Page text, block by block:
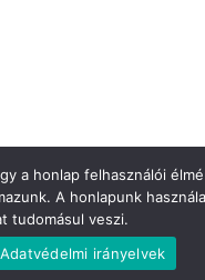
a honlap felhasználói
A honlapunk
tudomásul veszi.
Adatvédelmi irányelvek